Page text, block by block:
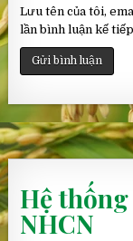
Lưu tên của tôi,
lần bình luận kế
Hệ
NHCN